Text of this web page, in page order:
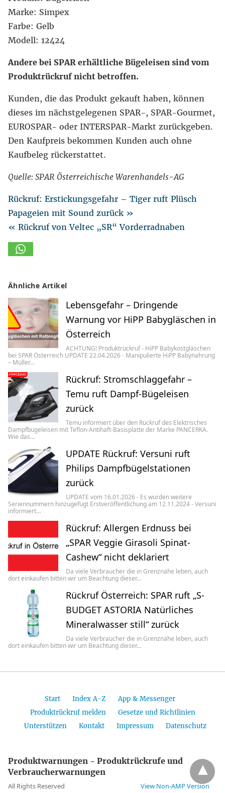
Marke: Simpex
Farbe: Gelb
Modell: 12424
Andere bei SPAR erhältliche Bügeleisen sind vom
Produktrückruf nicht betroffen.
Kunden, die das Produkt gekauft haben, können
dieses im nächstgelegenen SPAR-, SPAR-Gourmet,
EUROSPAR- oder INTERSPAR-Markt zurückgeben.
Den Kaufpreis bekommen Kunden auch ohne
Kaufbeleg rückerstattet.
Quelle: SPAR Österreichische Warenhandels-AG
Rückruf: Erstickungsgefahr – Tiger ruft Plüsch
Papageien mit Sound zurück »
« Rückruf von Veltec „SR“ Vorderradnaben
Ähnliche Artikel
Lebensgefahr – Dringende
Warnung vor HiPP Babygläschen in
Österreich
ACHTUNG! Produktrückruf - HiPP Babykostgläschen
bei SPAR Österreich UPDATE 22.04.2026 - Manipulierte HiPP Babynahrung
– Müller…
Rückruf: Stromschlaggefahr –
Temu ruft Dampf-Bügeleisen
zurück
Temu informiert über den Rückruf des Elektrisches
Dampfbügeleisen mit Teflon-Antihaft-Basisplatte der Marke PANCERKA.
Wie das…
UPDATE Rückruf: Versuni ruft
Philips Dampfbügelstationen
zurück
UPDATE vom 16.01.2026 - Es wurden weitere
Seriennummern hinzugefügt Erstveröffentlichung am 12.11.2024 - Versuni
informiert…
Rückruf: Allergen Erdnuss bei
„SPAR Veggie Girasoli Spinat-
Cashew“ nicht deklariert
Da viele Verbraucher die in Grenznähe leben, auch
dort einkaufen bitten wir um Beachtung dieser…
Rückruf Österreich: SPAR ruft „S-
BUDGET ASTORIA Natürliches
Mineralwasser still“ zurück
Da viele Verbraucher die in Grenznähe leben, auch
dort einkaufen bitten wir um Beachtung dieser…
Start Index A-Z
App & Messenger
Produktrückruf melden
Gesetze und Richtlinien
Unterstützen
Kontakt Impressum Datenschutz
Produktwarnungen - Produktrückrufe und
Verbraucherwarnungen
All Rights Reserved View Non-AMP Version